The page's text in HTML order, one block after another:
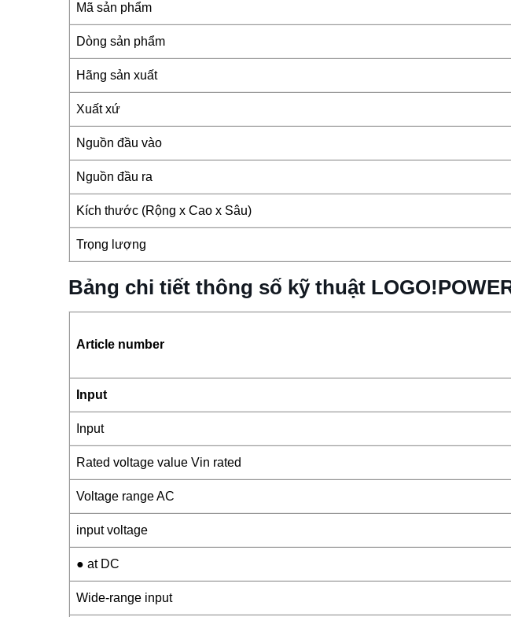
Mã sản phẩm
Dòng sản phẩm
Hãng sản xuất
Xuất xứ
Nguồn đầu vào
Nguồn đầu ra
Kích thước (Rộng x Cao x Sâu)
Trọng lượng
Bảng chi tiết thông số kỹ thuật
Article number
Input
Input
Rated voltage value Vin rated
Voltage range AC
input voltage
● at DC
Wide-range input